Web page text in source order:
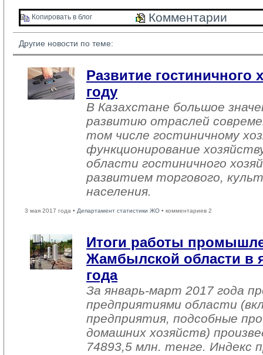
Копировать в блог Комментарии
Другие новости по теме:
Развитие гостиничного
году
В Казахстане большое
развитию отраслей
том числе гостиничному
функционирование
области гостиничного
развитием торгового,
населения.
3 мая 2017 года • Департамент статистики ЖО • комментариев 2
Итоги работы
Жамбылской области в
года
За январь-март 2017 года
предприятиями области
предприятия, подсобные
домашних хозяйств)
74893,5 млн. тенге. Индекс